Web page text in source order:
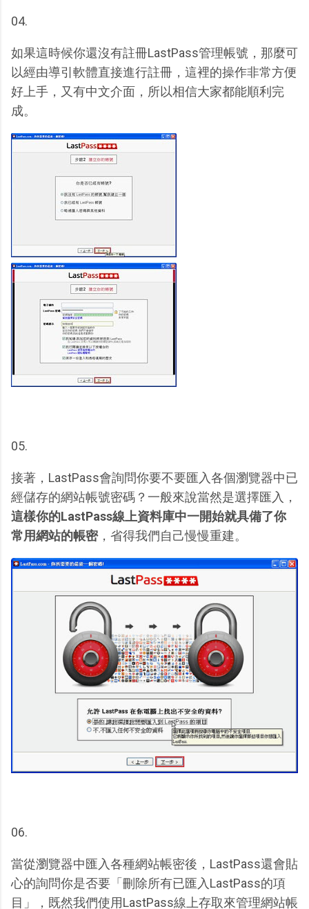
04.
如果這時候你還沒有註冊LastPass管理帳號，那麼可
以經由導引軟體直接進行註冊，這裡的操作非常方便
好上手，又有中文介面，所以相信大家都能順利完
成。
05.
接著，LastPass會詢問你要不要匯入各個瀏覽器中已
經儲存的網站帳號密碼？一般來說當然是選擇匯入，
這樣你的LastPass線上資料庫中一開始就具備了你
常用網站的帳密，省得我們自己慢慢重建。
06.
當從瀏覽器中匯入各種網站帳密後，LastPass還會貼
心的詢問你是否要「刪除所有已匯入LastPass的項
目」，既然我們使用LastPass線上存取來管理網站帳